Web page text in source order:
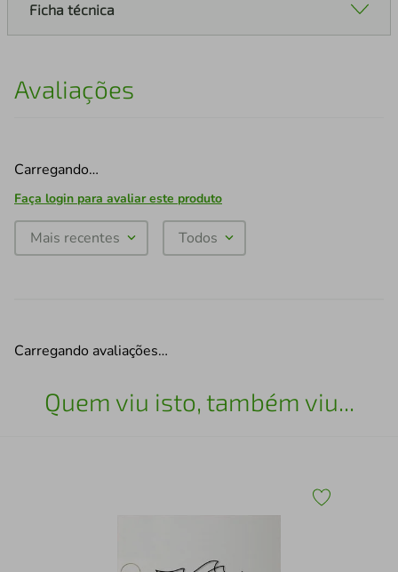
Ficha técnica
Avaliações
Carregando…
Faça login para avaliar este produto
Mais recentes Todos
Carregando avaliações…
Quem viu isto, também viu...